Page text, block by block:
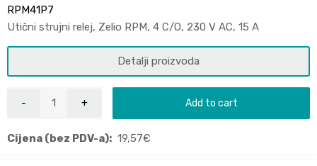
RPM41P7
Utični strujni relej, Zelio RPM, 4 C/O, 230 V AC, 15 A
Detalji proizvoda
Add to cart
Cijena (bez PDV-a): 19,57€